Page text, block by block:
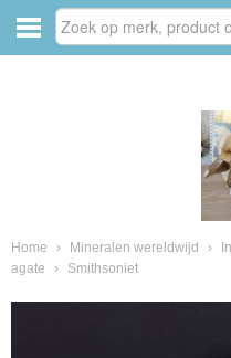
Home › Mineralen wereldwijd ›
agate
› Smithsoniet
van fossielen en